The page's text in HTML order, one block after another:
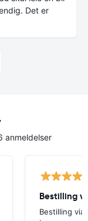
Det er
anmeldelser
Bestilling
Bestilling via